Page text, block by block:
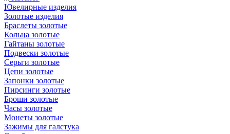
Ювелирные изделия
Золотые изделия
Браслеты золотые
Кольца золотые
Гайтаны золотые
Подвески золотые
Серьги золотые
Цепи золотые
Запонки золотые
Пирсинги золотые
Броши золотые
Часы золотые
Монеты золотые
Зажимы для галстука